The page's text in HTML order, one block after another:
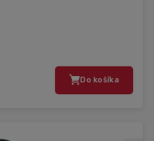
Do košíka